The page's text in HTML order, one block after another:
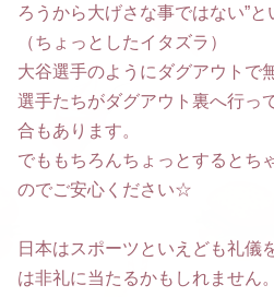
ろうから大げさな事ではない”と
（ちょっとしたイタズラ）
大谷選手のようにダグアウトで
選手たちがダグアウト裏へ行っ
合もあります。
でももちろんちょっとするとち
のでご安心ください☆
日本はスポーツといえども礼儀
は非礼に当たるかもしれません。